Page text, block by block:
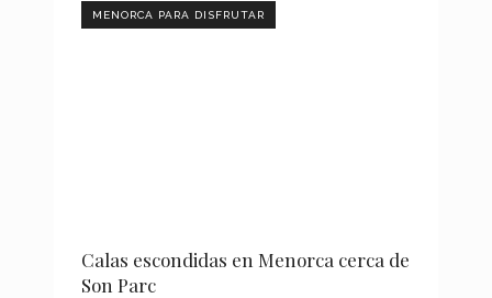
MENORCA PARA DISFRUTAR
Calas escondidas en Menorca cerca de
Son Parc